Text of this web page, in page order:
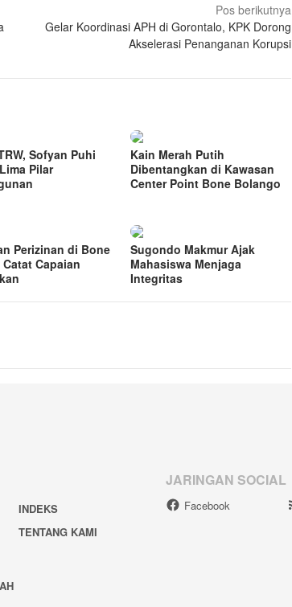
Pos berikutnya
Gelar Koordinasi APH di Gorontalo, KPK Dorong
Akselerasi Penanganan Korupsi
Sofyan Puhi
Pilar
Kain Merah Putih
Dibentangkan di Kawasan
Center Point Bone Bolango
Perizinan di Bone
Capaian
Sugondo Makmur Ajak
Mahasiswa Menjaga
Integritas
INDEKS
TENTANG KAMI
JARINGAN SOCIAL
Facebook